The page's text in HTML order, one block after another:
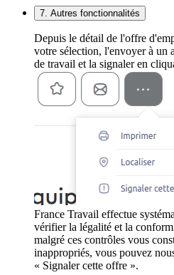
7. Autres fonctionnalités
Depuis le détail de l'offre
votre sélection, l'envoyer à un
de travail et la signaler en
France Travail effectue
vérifier la légalité et la
malgré ces contrôles vous
inappropriés, vous pouvez
« Signaler cette offre ».